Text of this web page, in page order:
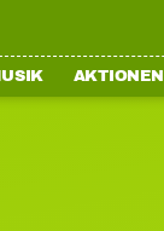
AKTIONEN